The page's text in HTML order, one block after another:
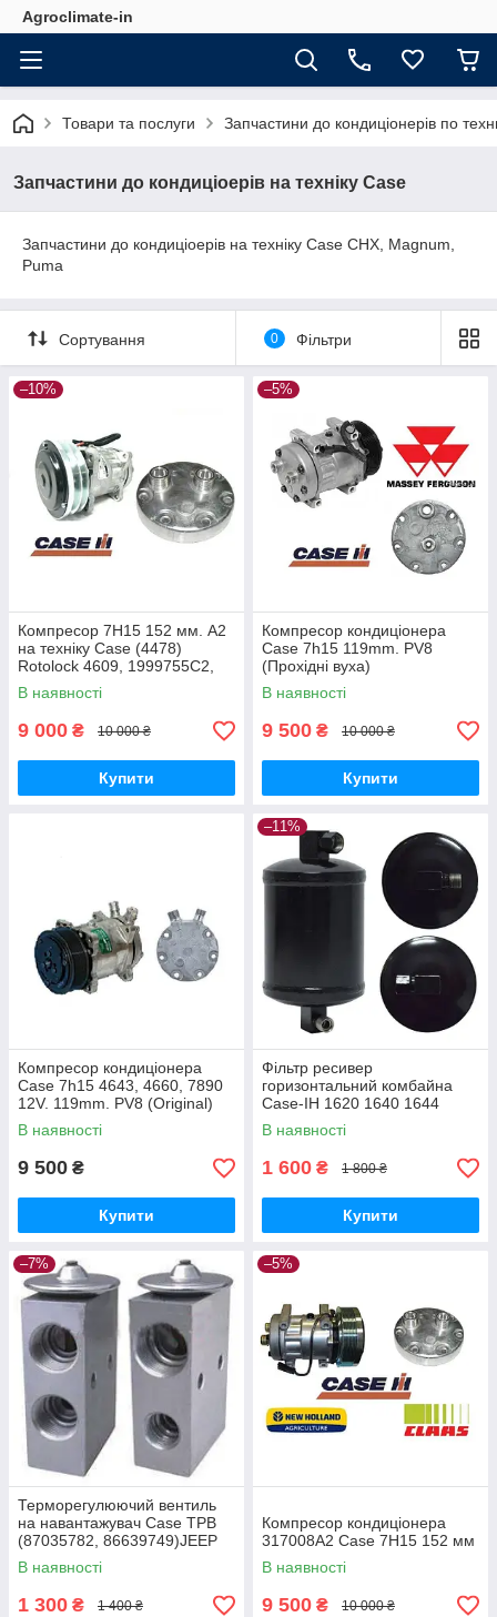
Agroclimate-in
Товари та послуги Запчастини до кондиціонерів по
Запчастини до кондиціоерів на техніку Case
Запчастини до кондиціоерів на техніку Case CHX, Magnum,
Puma
Сортування 0 Фільтри
–10%
Компресор 7H15 152 мм. А2
на техніку Case (4478)
Rotolock 4609, 1999755C2,
86993462,1977959C1
В наявності
9 000 ₴ 10 000 ₴
Купити
–5%
Компресор кондиціонера
Case 7h15 119mm. PV8
(Прохідні вуха)
В наявності
9 500 ₴ 10 000 ₴
Купити
Компресор кондиціонера
Case 7h15 4643, 4660, 7890
12V. 119mm. PV8 (Original)
87709786, 82016158,
82002069
В наявності
9 500 ₴
Купити
–11%
Фільтр ресивер
горизонтальний комбайна
Case-IH 1620 1640 1644
(ОЕМ: 1990758C2)
В наявності
1 600 ₴ 1 800 ₴
Купити
–7%
Терморегулюючий вентиль
на навантажувач Case ТРВ
(87035782, 86639749)JEEP
В наявності
1 300 ₴ 1 400 ₴
–5%
Компресор кондиціонера
317008A2 Case 7H15 152 мм
В наявності
9 500 ₴ 10 000 ₴